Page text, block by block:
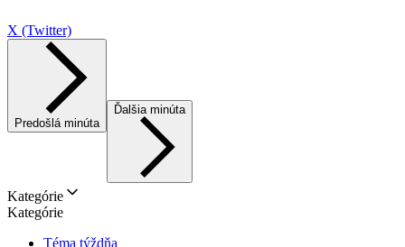
X (Twitter)
Predošlá minúta
Ďalšia minúta
Kategórie
Kategórie
Téma týždňa